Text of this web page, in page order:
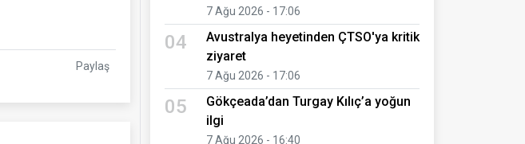
Paylaş
7 Ağu 2026 - 17:06
04
Avustralya heyetinden ÇTSO'ya kritik
ziyaret
7 Ağu 2026 - 17:06
05
Gökçeada’dan Turgay Kılıç’a yoğun
ilgi
7 Ağu 2026 - 16:40